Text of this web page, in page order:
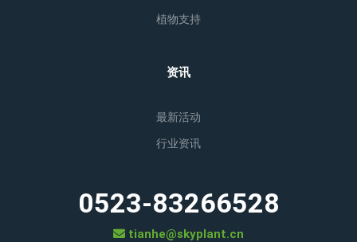
植物支持
资讯
最新活动
行业资讯
0523-83266528
tianhe@skyplant.cn